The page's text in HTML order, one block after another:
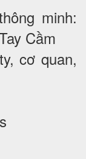
minh:
Cầm
cơ quan,